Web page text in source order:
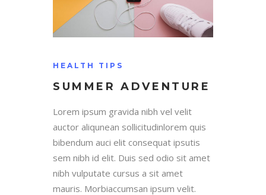
HEALTH TIPS
SUMMER ADVENTURE
Lorem ipsum gravida nibh vel velit
auctor aliqunean sollicitudinlorem quis
bibendum auci elit consequat ipsutis
sem nibh id elit. Duis sed odio sit amet
nibh vulputate cursus a sit amet
mauris. Morbiaccumsan ipsum velit.